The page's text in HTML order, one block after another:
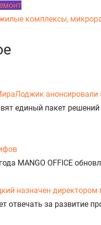
комплексы,
единый пакет
MANGO OFFICE
назначен
отвечать за развитие